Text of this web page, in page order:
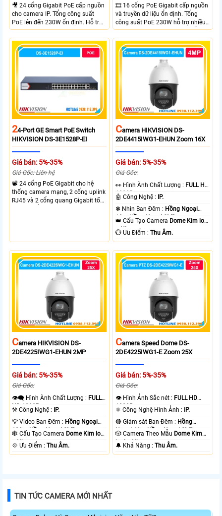
🎥 24 cổng Gigabit PoE cấp nguồn
cho camera IP. Tổng công suất
PoE lên đến 230W ổn định. Hỗ trợ
truyền PoE xa đến 300 mét. Băng
thông chuyển mạch đạt 68 Gbps
mạnh mẽ.
🎞 16 cổng PoE Gigabit cấp nguồn
và truyền dữ liệu ổn định. Tổng
công suất PoE 230W hỗ trợ nhiều
thiết bị cùng lúc. Tốc độ chuyển
mạch 68Gbps đảm bảo hiệu suất
cao ổn định. Hỗ trợ truyền PoE xa
lên đến 300m cho hệ thống
24-Port GE Smart PoE Switch
HIKVISION DS-3E1528P-EI
Giá bán: 5%-35%
Giá Gốc: Liên hệ
📽 24 cổng PoE Gigabit cho hệ
thống camera mạng, 2 cổng uplink
RJ45 và 2 cổng quang Gigabit tốc
CAmera HIKVISION DS-
2DE4415IWG1-EHUN Zoom 16X
Giá bán: 5%-35%
Giá Gốc:
️👀 Hình Ành Chất Lượng : FULL HD
1080P .
🤖️ Công Nghệ :
IP.
❃ Nhìn Ban Đêm : Hồng Ngoại
10m Hồng Ngoại SMD.
👑 Cấu Tạo Camera Dome Kim loại
+ Nhựa.
️💮 Ưu Điểm :Thu Âm.
CAmera HIKVISION DS-
2DE4225IWG1-EHUN 2MP
Giá bán: 5%-35%
Giá Gốc:
👁️‍🗨 Hình Ành Chất Lượng : FULL
HD 1080P .
⚒ Công Nghệ :
IP.
💡 Video Ban Đêm : Hồng Ngoại
100m Hồng Ngoại SMD.
🕸️ Cấu Tạo Camera Dome Kim loại
+ Nhựa.
️💠 Ưu Điểm :Thu Âm.
CAmera Speed Dome DS-
2DE4225IWG1-E Zoom 25X
Giá bán: 5%-35%
Giá Gốc:
👁 Hình Ảnh Sắc nét : FULL HD
1080P .
⚛️ Công Nghệ Hình Ảnh :
IP.
🔴 Giám sát Ban Đêm : Hồng
Ngoại 10m Hồng Ngoại SMD.
🎲 Camera Theo Mẫu Dome Kim
loại + Nhựa.
️🔔 Khả Năng :Thu Âm.
TIN TỨC CAMERA MỚI NHẤT